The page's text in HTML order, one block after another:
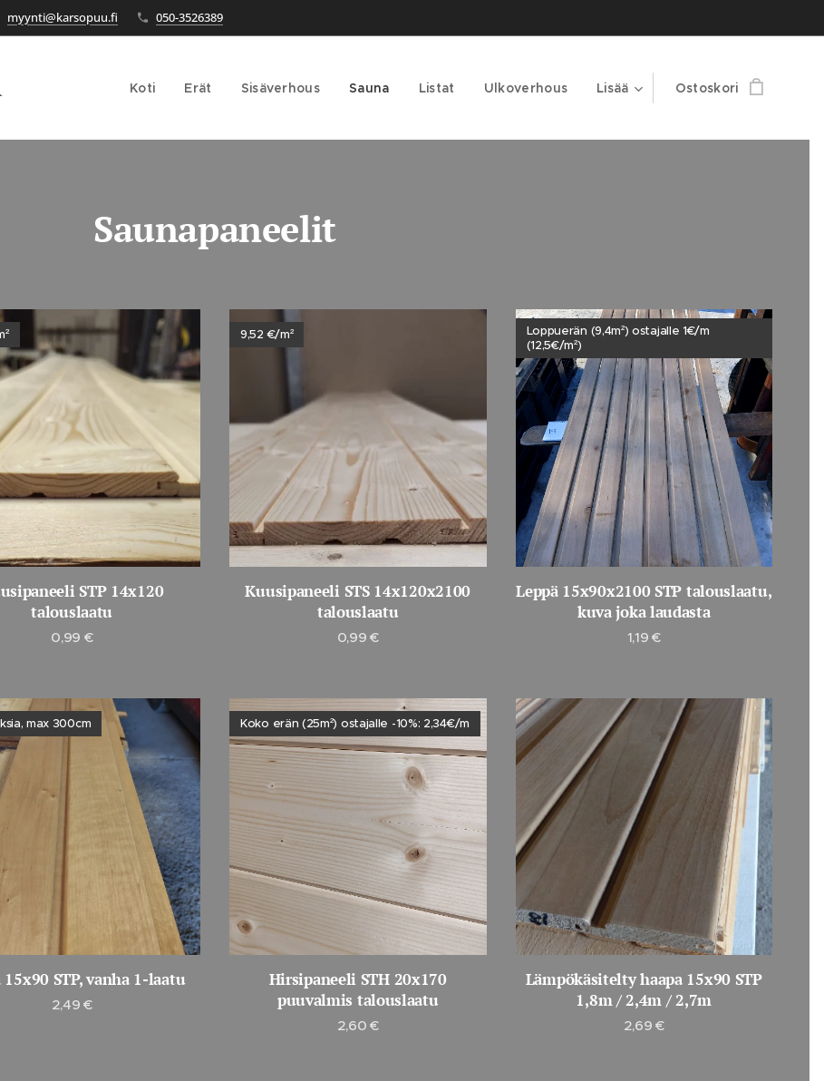
myynti@karsopuu.fi 050-3526389
Koti Erät Sisäverhous Sauna Listat Ulkoverhous Lisää Ostoskori
Saunapaneelit
STP 14x120
talouslaatu
0,99 €
Kuusipaneeli STS 14x120x2100
talouslaatu
9,52 €/m²
0,99 €
Leppä 15x90x2100 STP talouslaatu,
kuva joka laudasta
Loppuerän (9,4m²) ostajalle 1€/m
(12,5€/m²)
1,19 €
15x90 STP, vanha 1-laatu
max 300cm
2,49 €
Hirsipaneeli STH 20x170
puuvalmis talouslaatu
Koko erän (25m²) ostajalle -10%: 2,34€/m
2,60 €
Lämpökäsitelty haapa 15x90 STP
1,8m / 2,4m / 2,7m
2,69 €